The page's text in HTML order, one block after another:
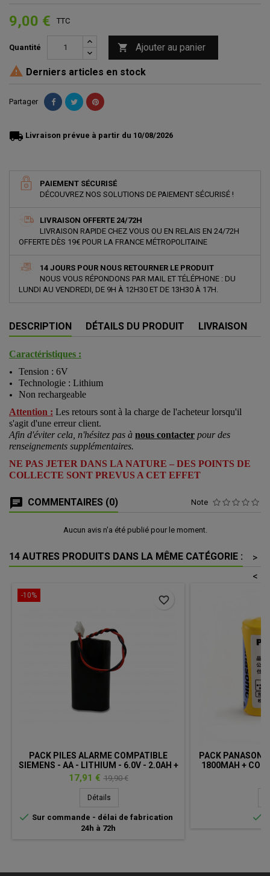
9,00 € TTC
Quantité  Ajouter au panier
 Derniers articles en stock
Partager
local_shipping Livraison prévue à partir du 10/08/2026
PAIEMENT SÉCURISÉ
DÉCOUVREZ NOS SOLUTIONS DE PAIEMENT SÉCURISÉ !
LIVRAISON OFFERTE 24/72H
LIVRAISON RAPIDE CHEZ VOUS OU EN RELAIS EN 24/72H
OFFERTE DÈS 19€ POUR LA FRANCE MÉTROPOLITAINE
14 JOURS POUR NOUS RETOURNER LE PRODUIT
NOUS VOUS RÉPONDONS PAR MAIL ET TÉLÉPHONE : DU
LUNDI AU VENDREDI, DE 9H À 12H30 ET DE 13H30 À 17H.
DESCRIPTION DÉTAILS DU PRODUIT LIVRAISON
Caractéristiques :
Tension : 6V
Technologie : Lithium
Non rechargeable
Attention : Les retours sont à la charge de l'acheteur lorsqu'il
s'agit d'une erreur client.
Afin d'éviter cela, n'hésitez pas à nous contacter pour des
renseignements supplémentaires.
NE PAS JETER DANS LA NATURE – DES POINTS DE
COLLECTE SONT PREVUS A CET EFFET
COMMENTAIRES (0) Note
Aucun avis n'a été publié pour le moment.
14 AUTRES PRODUITS DANS LA MÊME CATÉGORIE :
>
<
-10%
PACK PILES ALARME COMPATIBLE
SIEMENS - AA - LITHIUM - 6.0V - 2.0AH +
CONNECTEUR
Prix
17,91 € Prix
de
19,90 €
Détails
 Sur commande - délai de fabrication
24h à 72h
favorite_border
PACK
1800MAH +
